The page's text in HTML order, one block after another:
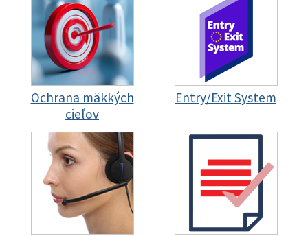
Ochrana mäkkých
cieľov
Entry/Exit System